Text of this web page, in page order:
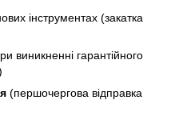
інструментах (закатка
виникненні гарантійного
(першочергова відправка